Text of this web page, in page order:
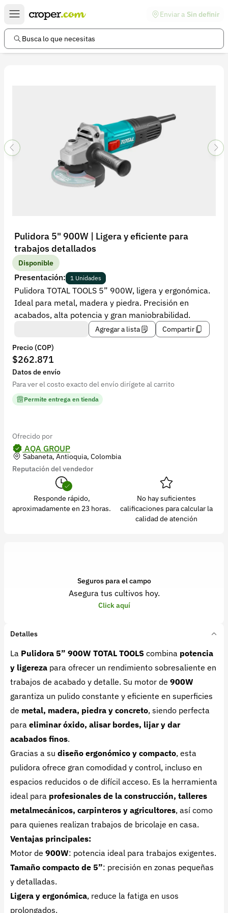
Enviar a Sin definir
Busca lo que necesitas
Pulidora 5" 900W | Ligera y eficiente para
trabajos detallados
Disponible
Presentación: 1 Unidades
Pulidora TOTAL TOOLS 5” 900W, ligera y ergonómica.
Ideal para metal, madera y piedra. Precisión en
acabados, alta potencia y gran maniobrabilidad.
Agregar a lista
Compartir
Precio (COP)
$262.871
Datos de envío
Para ver el costo exacto del envío dirígete al carrito
Permite entrega en tienda
Ofrecido por
AQA GROUP
Sabaneta, Antioquia, Colombia
Reputación del vendedor
Responde rápido,
aproximadamente en 23 horas.
No hay suficientes
calificaciones para calcular la
calidad de atención
Seguros para el campo
Asegura tus cultivos hoy.
Click aquí
Detalles
La Pulidora 5” 900W TOTAL TOOLS combina potencia
y ligereza para ofrecer un rendimiento sobresaliente en
trabajos de acabado y detalle. Su motor de 900W
garantiza un pulido constante y eficiente en superficies
de metal, madera, piedra y concreto, siendo perfecta
para eliminar óxido, alisar bordes, lijar y dar
acabados finos.
Gracias a su diseño ergonómico y compacto, esta
pulidora ofrece gran comodidad y control, incluso en
espacios reducidos o de difícil acceso. Es la herramienta
ideal para profesionales de la construcción, talleres
metalmecánicos, carpinteros y agricultores, así como
para quienes realizan trabajos de bricolaje en casa.
Ventajas principales:
Motor de 900W: potencia ideal para trabajos exigentes.
Tamaño compacto de 5”: precisión en zonas pequeñas
y detalladas.
Ligera y ergonómica, reduce la fatiga en usos
prolongados.
Enlaces de interés
Preguntas frecuentes
Política de devoluciones
Política de privacidad
Recuperar contraseña
Contacto
Soporte
+57 323 2931928
contacto@croper.com
© 2026 Croper.com Todos los derechos reservados
Versión 5.45.0
Síguenos